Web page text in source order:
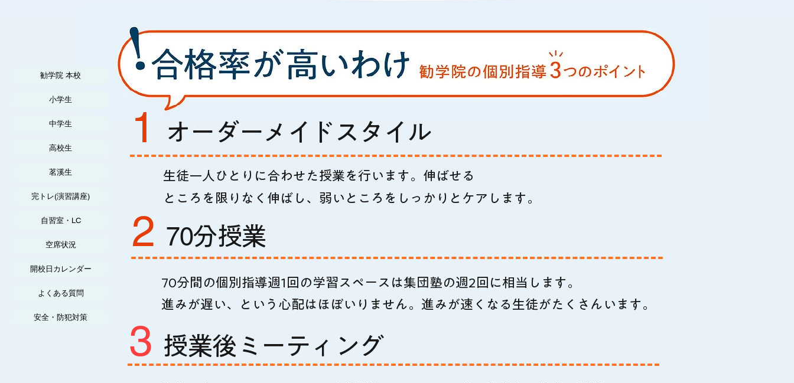
勧学院 本校
小学生
中学生
高校生
茗溪生
完トレ(演習講座)
自習室・LC
空席状況
開校日カレンダー
よくある質問
安全・防犯対策
1 ​オーダーメイドスタイル
​生徒一人ひとりに合わせた授業を行います。伸ばせる
ところを限りなく伸ばし、弱いところをしっかりとケアします。
2 70分授業
70分間の個別指導週1回の学習スペースは集団塾の週2回に相当します。
​進みが遅い、という心配はほぼいりません。進みが速くなる生徒がたくさんいます。
3 ​授業後ミーティング